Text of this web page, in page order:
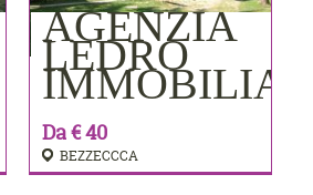
AGENZIA
LEDRO
Da € 40
BEZZECCCA
PRENOTA